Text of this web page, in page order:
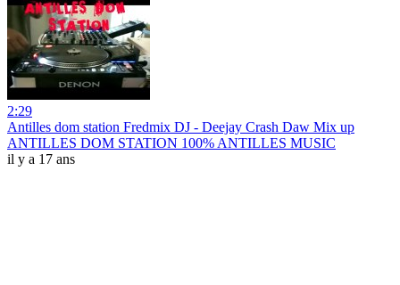
2:29
Antilles dom station Fredmix DJ - Deejay Crash Daw Mix up
ANTILLES DOM STATION 100% ANTILLES MUSIC
il y a 17 ans